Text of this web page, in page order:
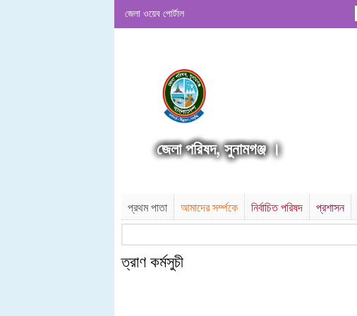
জেলা ওয়েব পোর্টাল
জেলা পরিষদ, সুনামগঞ্জ ।
প্রথম পাতা আমাদের সর্ম্পকে নির্বাচিত পরিষদ প্রশাসন
ত্রাণ কর্মসুচী